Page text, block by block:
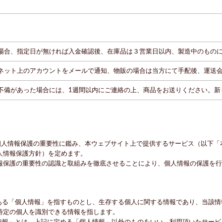
合、指定日が無ければ入金確認後、在庫品は３営業日以内、製造中のもの
ット上のアカウントをメールで通知、物販の場合は当方にて手配後、運送
備があった場合には、1週間以内にご連絡の上、商品をお送りください。
情報保護の重要性に鑑み、本ウェブサイト上で提供するサービス（以下
報保護方針）を定めます。
護の重要性の認識と取組みを徹底させることにより、個人情報の保護を
「個人情報」を指すものとし、生存する個人に関する情報であり、当該
の個人を識別できる情報を指します。